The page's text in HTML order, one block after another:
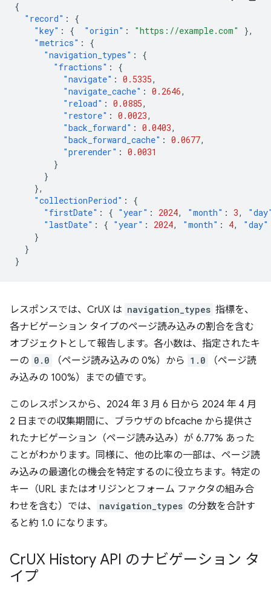
{
"record" :
{
"key" : { "origin" : "https://example.com"
},
"metrics" :
{
"navigation_types" :
{
"fractions" :
{
"navigate" : 0.5335,
"navigate_cache" : 0.2646,
"reload" : 0.0885,
"restore" : 0.0023,
"back_forward" : 0.0403,
"back_forward_cache" : 0.0677,
"prerender" : 0.0031
}
}
},
"collectionPeriod" :
{
"firstDate" : { "year" : 2024, "month" : 3,
"lastDate" : { "year" : 2024, "month" : 4, "day"
}
}
}
レスポンスでは、CrUX は navigation_types 指標を、
各ナビゲーション タイプのページ読み込みの割合を含む
オブジェクトとして報告します。各小数は、指定されたキ
ーの 0.0 （ページ読み込みの 0%）から 1.0
（ページ読
み込みの 100%）までの値です。
このレスポンスから、2024 年 3 月 6 日から 2024 年 4 月
2 日までの収集期間に、ブラウザの bfcache から提供さ
れたナビゲーション（ページ読み込み）が 6.77% あった
ことがわかります。同様に、他の比率の一部は、ページ読
み込みの最適化の機会を特定するのに役立ちます。特定の
キー（URL またはオリジンとフォーム ファクタの組み合
わせを含む）では、
navigation_types の分数を合計す
ると約 1.0 になります。
CrUX History API のナビゲーション タ
イプ